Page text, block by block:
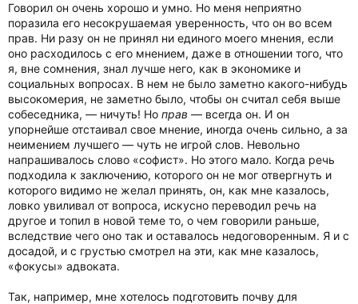
Говорил он очень хорошо и умно. Но меня неприятно
поразила его несокрушаемая уверенность, что он во всем
прав. Ни разу он не принял ни единого моего мнения, если
оно расходилось с его мнением, даже в отношении того, что
я, вне сомнения, знал лучше него, как в экономике и
социальных вопросах. В нем не было заметно какого-нибудь
высокомерия, не заметно было, чтобы он считал себя выше
собеседника, — ничуть! Но прав — всегда он. И он
упорнейше отстаивал свое мнение, иногда очень сильно, а за
неимением лучшего — чуть не игрой слов. Невольно
напрашивалось слово «софист». Но этого мало. Когда речь
подходила к заключению, которого он не мог отвергнуть и
которого видимо не желал принять, он, как мне казалось,
ловко увиливал от вопроса, искусно переводил речь на
другое и топил в новой теме то, о чем говорили раньше,
вследствие чего оно так и оставалось недоговоренным. Я и с
досадой, и с грустью смотрел на эти, как мне казалось,
«фокусы» адвоката.
Так, например, мне хотелось подготовить почву для